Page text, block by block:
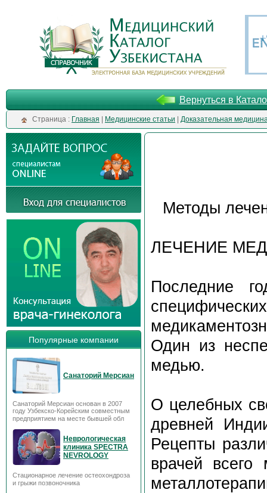
Вернуться в
Cтраница : Главная Медицинские статьи Доказательная
Популярные компании
Санаторий Мерсиан
Санаторий Мерсиан основан в 2007
году Узбекско-Корейским совместным
предприятием на месте бывшей обл
Неврологическая
клиника SPECTRA
NEVROLOGY
Стационарное лечение остеохондроза
и грыжи позвоночника
Методы
ЛЕЧЕНИЕ
Последние
Один из
медью.
О целебных
древней
Рецепты
врачей